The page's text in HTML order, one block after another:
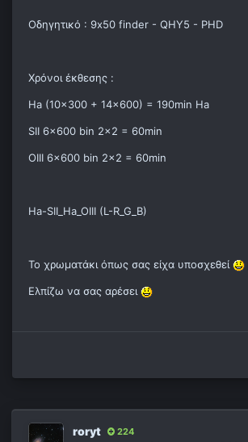
Οδηγητικό : 9x50 finder - QHY5 - PHD
Χρόνοι έκθεσης :
Ha (10x300 + 14x600) = 190min Ha
SII 6x600 bin 2x2 = 60min
OIII 6x600 bin 2x2 = 60min
Ha-SII_Ha_OIII (L-R_G_B)
Το χρωματάκι όπως σας είχα υποσχεθεί
Ελπίζω να σας αρέσει
roryt 224